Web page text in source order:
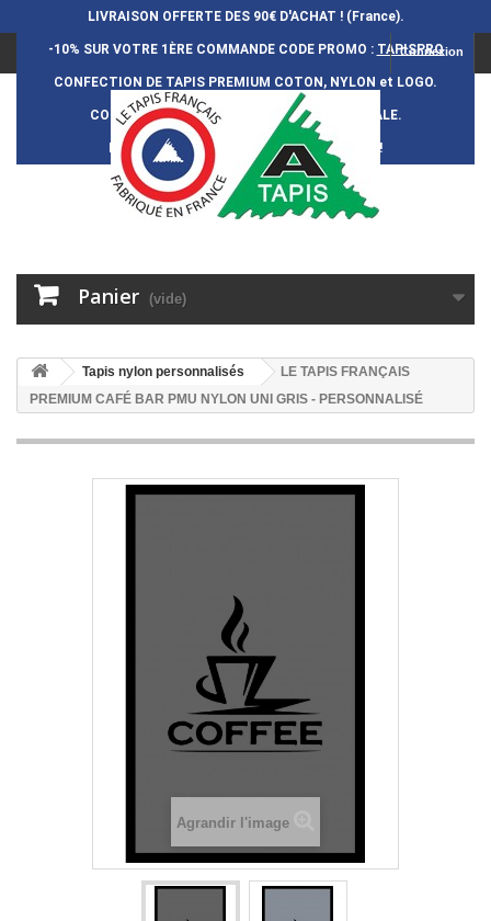
LIVRAISON OFFERTE DES 90€ D'ACHAT ! (France).
-10% SUR VOTRE 1ÈRE COMMANDECODE PROMO : TAPISPRO
CONFECTION DE TAPIS PREMIUM COTON, NYLON et LOGO.
CONFECTION FRANÇ AISE et 100% ARTISANALE.
DURÉE DE VIE DES TAPIS : 5 ANS ENVIRON !
Connexion
Panier (vide)
Tapis nylon personnalisés
LE TAPIS FRANÇAIS
PREMIUM CAFÉ BAR PMU NYLON UNI GRIS - PERSONNALISÉ
Agrandir l'image